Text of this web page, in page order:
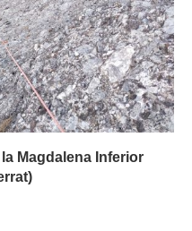
Magdalena Inferior